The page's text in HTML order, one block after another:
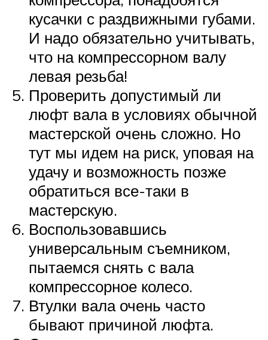
кусачки с раздвижными губами.
И надо обязательно учитывать,
что на компрессорном валу
левая резьба!
Проверить допустимый ли
люфт вала в условиях обычной
мастерской очень сложно. Но
тут мы идем на риск, уповая на
удачу и возможность позже
обратиться все-таки в
мастерскую.
Воспользовавшись
универсальным съемником,
пытаемся снять с вала
компрессорное колесо.
Втулки вала очень часто
бывают причиной люфта.